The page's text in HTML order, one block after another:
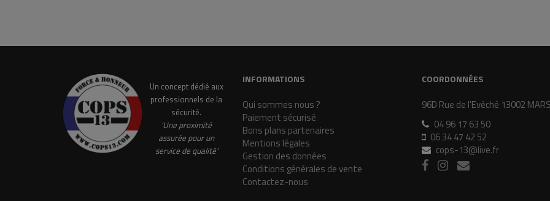
Un concept dédié aux
professionnels de la
sécurité.
'Une proximité
assurée pour un
service de qualité'
INFORMATIONS
Qui sommes nous ?
Paiement sécurisé
Bons plans partenaires
Mentions légales
Gestion des données
Conditions générales de vente
Contactez-nous
COORDONNÉES
96D Rue de l'Evêché 13002
04 96 17 63 50
06 34 47 42 52
cops-13@live.fr